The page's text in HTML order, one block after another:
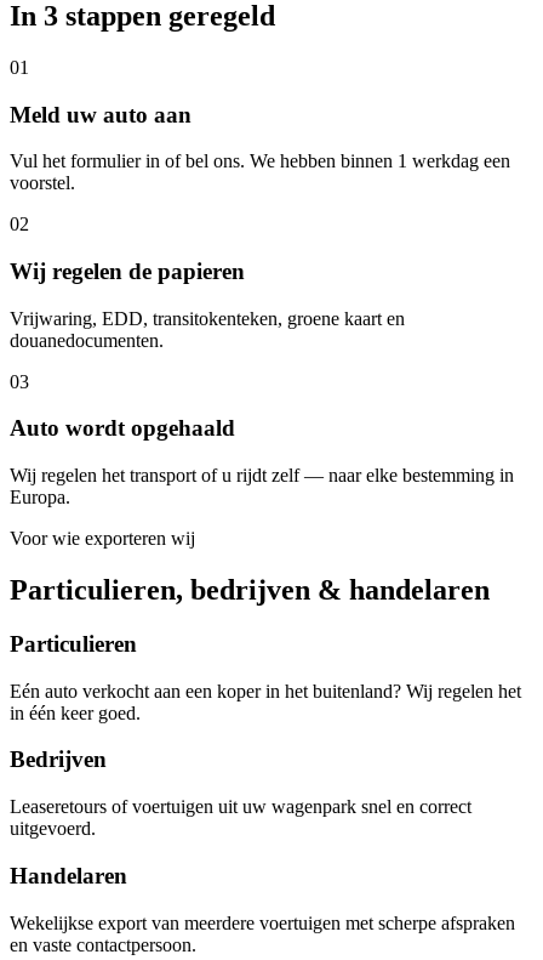
In 3 stappen geregeld
01
Meld uw auto aan
Vul het formulier in of bel ons. We hebben binnen 1 werkdag een
voorstel.
02
Wij regelen de papieren
Vrijwaring, EDD, transitokenteken, groene kaart en
douanedocumenten.
03
Auto wordt opgehaald
Wij regelen het transport of u rijdt zelf — naar elke bestemming in
Europa.
Voor wie exporteren wij
Particulieren, bedrijven & handelaren
Particulieren
Eén auto verkocht aan een koper in het buitenland? Wij regelen het
in één keer goed.
Bedrijven
Leaseretours of voertuigen uit uw wagenpark snel en correct
uitgevoerd.
Handelaren
Wekelijkse export van meerdere voertuigen met scherpe afspraken
en vaste contactpersoon.